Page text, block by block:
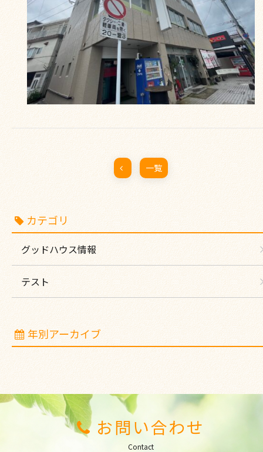
カテゴリ
グッドハウス情報
テスト
年別アーカイブ
一覧
お問い合わせ
Contact